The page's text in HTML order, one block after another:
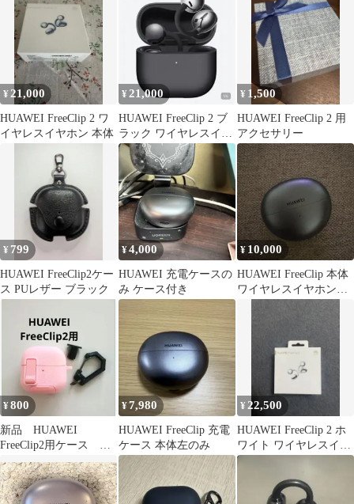
¥ 21,000
HUAWEI FreeClip 2 ワ
イヤレスイヤホン 本体
¥21,000
HUAWEI FreeClip 2 ブ
ラック ワイヤレスイヤ
ホン
¥ 1,500
HUAWEI FreeClip 2 用
アクセサリー
¥ 799
HUAWEI FreeClip2ケー
ス PUレザー ブラック
¥4,000
HUAWEI 充電ケースの
み ケース付き
¥ 10,000
HUAWEI FreeClip 本体
ワイヤレスイヤホン
¥800
新品 HUAWEI
FreeClip2用ケース ピ
ンク
¥7,980
HUAWEI FreeClip 充電
ケース 本体左のみ
¥ 22,500
HUAWEI FreeClip 2 ホ
ワイト ワイヤレスイヤ
ホン 【新品未開封】